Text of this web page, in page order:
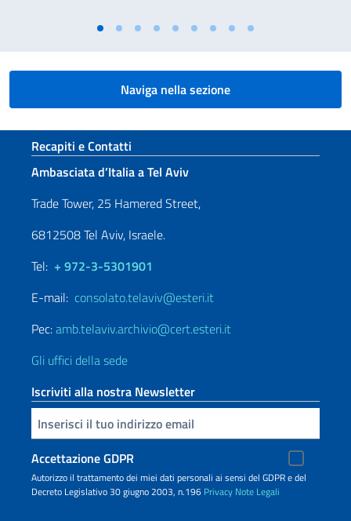
Naviga nella sezione
Sezione footer
Recapiti e Contatti
Ambasciata d’Italia a Tel Aviv
Trade Tower, 25 Hamered Street,
6812508 Tel Aviv, Israele.
Tel: + 972-3-5301901
E-mail: consolato.telaviv@esteri.it
Pec:amb.telaviv.archivio@cert.esteri.it
Gli uffici della sede
Iscriviti alla nostra Newsletter
Inserisci la tua email
Accettazione GDPR
Autorizzo il trattamento dei miei dati personali ai sensi del GDPR e del
Decreto Legislativo 30 giugno 2003, n.196 Privacy Note Legali